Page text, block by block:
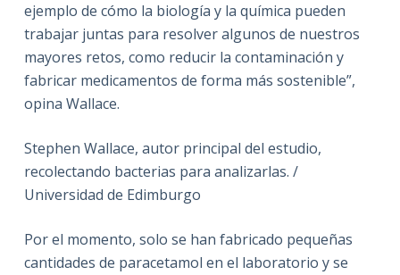
ejemplo de cómo la biología y la química pueden
trabajar juntas para resolver algunos de nuestros
mayores retos, como reducir la contaminación y
fabricar medicamentos de forma más sostenible”,
opina Wallace.
Stephen Wallace, autor principal del estudio,
recolectando bacterias para analizarlas. /
Universidad de Edimburgo
Por el momento, solo se han fabricado pequeñas
cantidades de paracetamol en el laboratorio y se